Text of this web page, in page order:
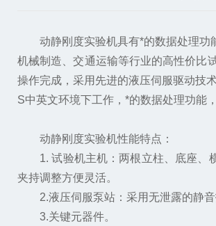
动静刚度实验机具有*的数据处理功能
机械制造、交通运输等行业的高性价比
操作完成，采用先进的液压伺服驱动技
S中英文环境下工作，*的数据处理功能
动静刚度实验机性能特点：
1. 试验机主机：两根立柱、底座、横
夹持调整方便灵活。
2.液压伺服泵站：采用无泄露的静音
3.关键元器件。